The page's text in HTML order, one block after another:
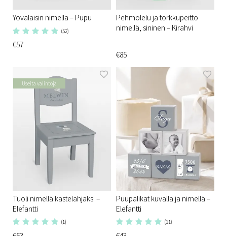
Yövalaisin nimellä – Pupu
(52)
€57
Pehmolelu ja torkkupeitto
nimellä, sininen – Kirahvi
€85
Useita valintoja
Tuoli nimellä kastelahjaksi –
Elefantti
(1)
Puupalikat kuvalla ja nimellä –
Elefantti
(11)